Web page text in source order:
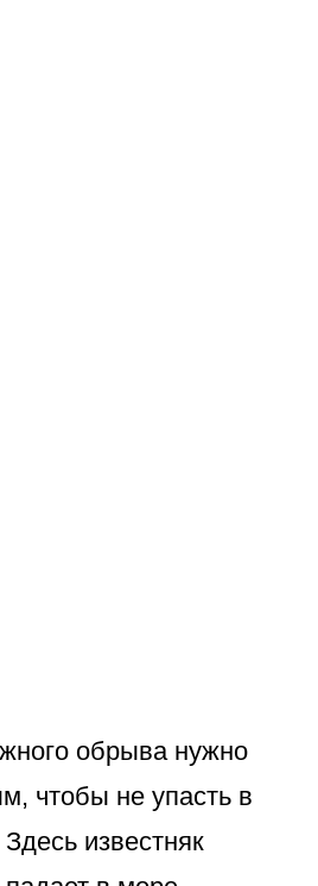
обрыва нужно
чтобы не упасть в
известняк